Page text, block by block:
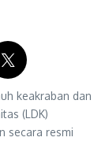
keakraban dan
(LDK)
secara resmi